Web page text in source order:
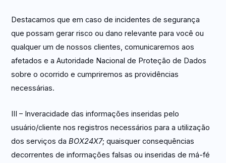
Destacamos que em caso de incidentes de segurança
que possam gerar risco ou dano relevante para você ou
qualquer um de nossos clientes, comunicaremos aos
afetados e a Autoridade Nacional de Proteção de Dados
sobre o ocorrido e cumpriremos as providências
necessárias.
III – Inveracidade das informações inseridas pelo
usuário/cliente nos registros necessários para a utilização
dos serviços daBOX24X7; quaisquer consequências
decorrentes de informações falsas ou inseridas de má-fé